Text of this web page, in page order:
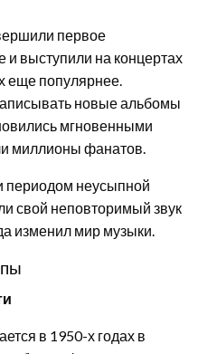
первое
и выступили на концертах
еще популярнее.
новые альбомы
мгновенными
миллионы фанатов.
периодом неусыпной
свой неповторимый звук
изменил мир музыки.
в 1950-х годах в